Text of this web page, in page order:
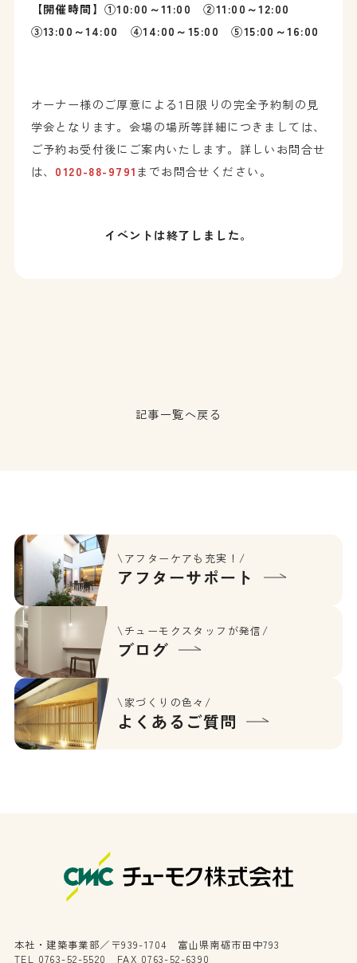
【開催時間】①10:00～11:00 ②11:00～12:00
③13:00～14:00 ④14:00～15:00 ⑤15:00～16:00
オーナー様のご厚意による1日限りの完全予約制の見
学会となります。会場の場所等詳細につきましては、
ご予約お受付後にご案内いたします。詳しいお問合せ
は、 0120-88-9791 までお問合せください。
イベントは終了しました。
記事一覧へ戻る
\アフターケアも充実！/
アフターサポート
\チューモクスタッフが発信/
ブログ
\家づくりの色々/
よくあるご質問
本社・建築事業部／〒939-1704 富山県南砺市田中793
TEL 0763-52-5520 FAX 0763-52-6390